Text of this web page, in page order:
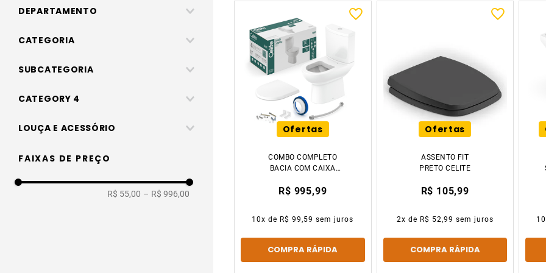
DEPARTAMENTO
Banheiros, cozinhas e áreas de serviço
CATEGORIA
Banheiro
SUBCATEGORIA
Assentos
CATEGORY 4
Assentos poliester / plastico
LOUÇA E ACESSÓRIO
Assento
FAIXAS DE PREÇO
R$ 55,00 – R$ 996,00
Ofertas
COMBO COMPLETO
BACIA COM CAIXA
BRANCO CELITE
R$ 995,99
10x de R$ 99,59 sem juros
COMPRA RÁPIDA
Ofertas
ASSENTO FIT
PRETO CELITE
R$ 105,99
2x de R$ 52,99 sem juros
COMPRA RÁPIDA
10